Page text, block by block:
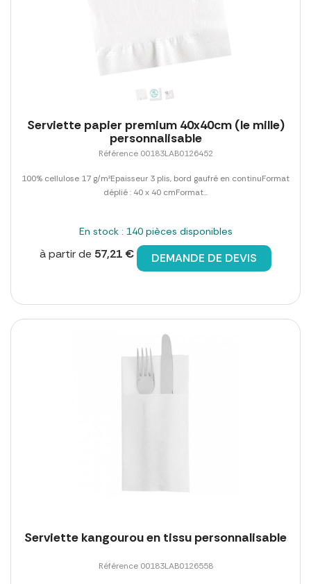
Serviette papier premium 40x40cm (le mille)
personnalisable
Référence 00183LAB0126452
100% cellulose 17 g/m²Epaisseur 3 plis, bord gaufré en continuFormat
déplié : 40 x 40 cmFormat...
En stock : 140 pièces disponibles
à partir de 57,21 € DEMANDE DE DEVIS
Serviette kangourou en tissu personnalisable
Référence 00183LAB0126558